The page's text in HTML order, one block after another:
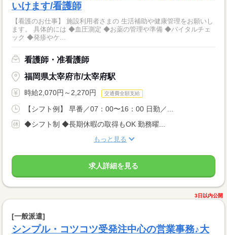
いけます/看護師
【看護のお仕事】 施設利用者さまの 生活補助や健康管理をお願いし
ます。 具体的には ◆血圧測定 ◆お薬の管理や準備 ◆バイタルチェ
ック ◆発疹やケ...
看護師・准看護師
福岡県太宰府市/太宰府駅
時給2,070円～2,270円 交通費全額支給
【シフト例】 早番／07：00〜16：00 日勤／...
◆シフト制 ◆長期休暇の取得もOK 勤務曜...
もっと見る
求人詳細を見る
3日以内公開
[一般派遣]
シンプル・コツコツ受発注中心の営業事務♪大